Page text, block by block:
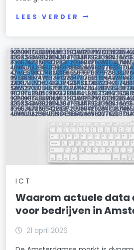
LEES VERDER
ICT
Waarom actuele data
voor bedrijven in
21 april 2026